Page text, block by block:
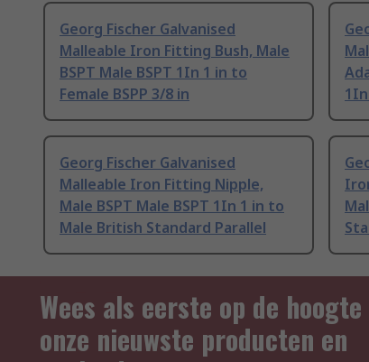
Georg Fischer Galvanised
Malleable Iron Fitting Bush, Male
BSPT Male BSPT 1In 1 in to
Female BSPP 3/8 in
Georg Fischer Galvanised
Malleable Iron Fitting Nipple,
Male BSPT Male BSPT 1In 1 in to
Male British Standard Parallel
Wees als eerste op de hoogte
onze nieuwste producten en